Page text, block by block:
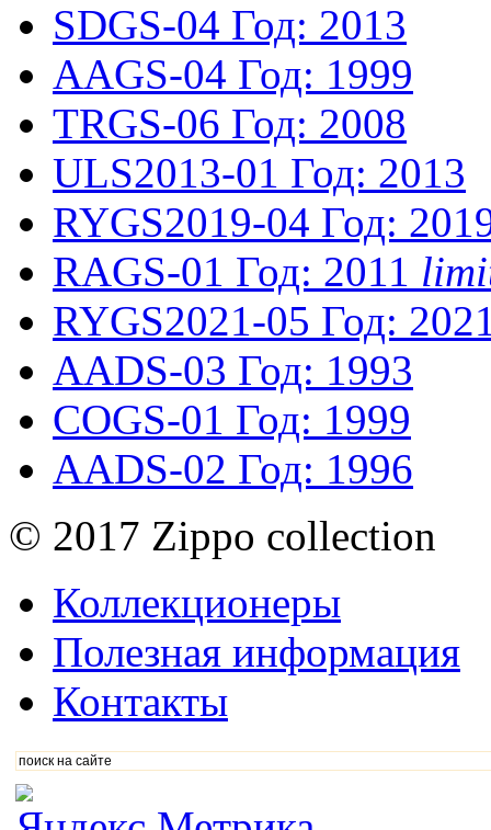
SDGS-04 Год: 2013
AAGS-04 Год: 1999
TRGS-06 Год: 2008
ULS2013-01 Год: 2013
RYGS2019-04 Год:
RAGS-01 Год: 2011
RYGS2021-05 Год:
AADS-03 Год: 1993
COGS-01 Год: 1999
AADS-02 Год: 1996
© 2017 Zippo collection
Коллекционеры
Полезная информация
Контакты